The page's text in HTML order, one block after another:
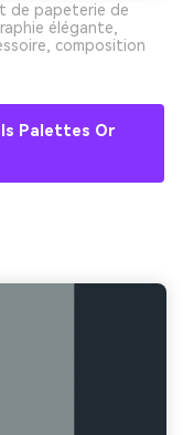
de papeterie de
élégante,
composition
Palettes Or